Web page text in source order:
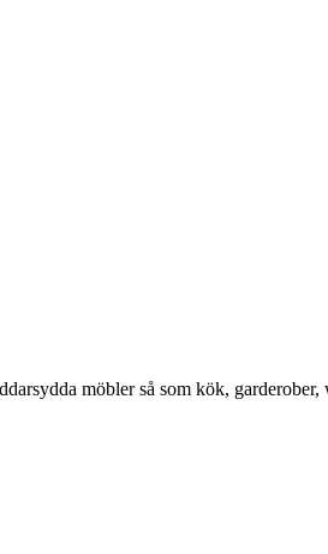
möbler så som kök,